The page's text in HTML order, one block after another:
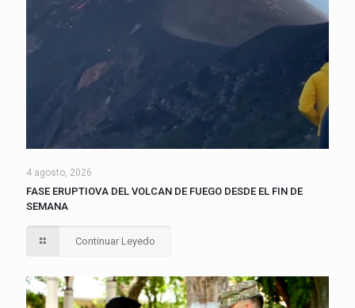
4 agosto, 2026
FASE ERUPTIOVA DEL VOLCAN DE FUEGO DESDE EL FIN DE
SEMANA
Continuar Leyedo